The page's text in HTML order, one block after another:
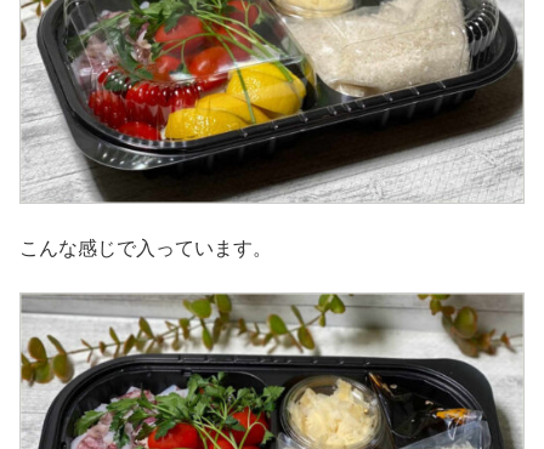
こんな感じで入っています。